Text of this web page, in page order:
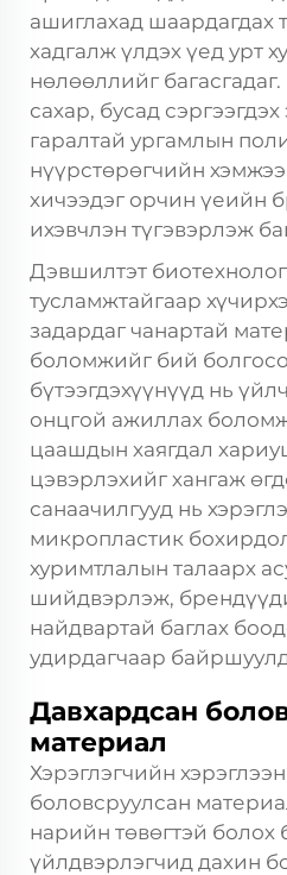
ашиглахад шаардагдах
хадгалж үлдэх үед урт
нөлөөллийг
сахар, бусад
гаралтай ургамлын
нүүрстөрөгчийн
хичээдэг орчин үеийн
ихэвчлэн түгэвэрлэж
Дэвшилтэт
тусламжтайгаар
задардаг чанартай
боломжийг бий
бүтээгдэхүүнүүд нь
онцгой ажиллах
цаашдын хаягдал
цэвэрлэхийг хангаж
санаачилгууд нь
микропластик
хуримтлалын талаарх
шийдвэрлэж,
найдвартай баглах
удирдагчаар
Давхардсан
материал
Хэрэглэгчийн
боловсруулсан
нарийн төвөгтэй болох
үйлдвэрлэгчид дахин